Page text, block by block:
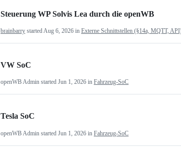
Steuerung WP Solvis Lea durch die openWB
brainbarry startedAug 6, 2026 in Externe Schnittstellen (§14a, MQTT,
VW SoC
openWB Admin started Jun 1, 2026 in Fahrzeug-SoC
Tesla SoC
openWB Admin started Jun 1, 2026 in Fahrzeug-SoC